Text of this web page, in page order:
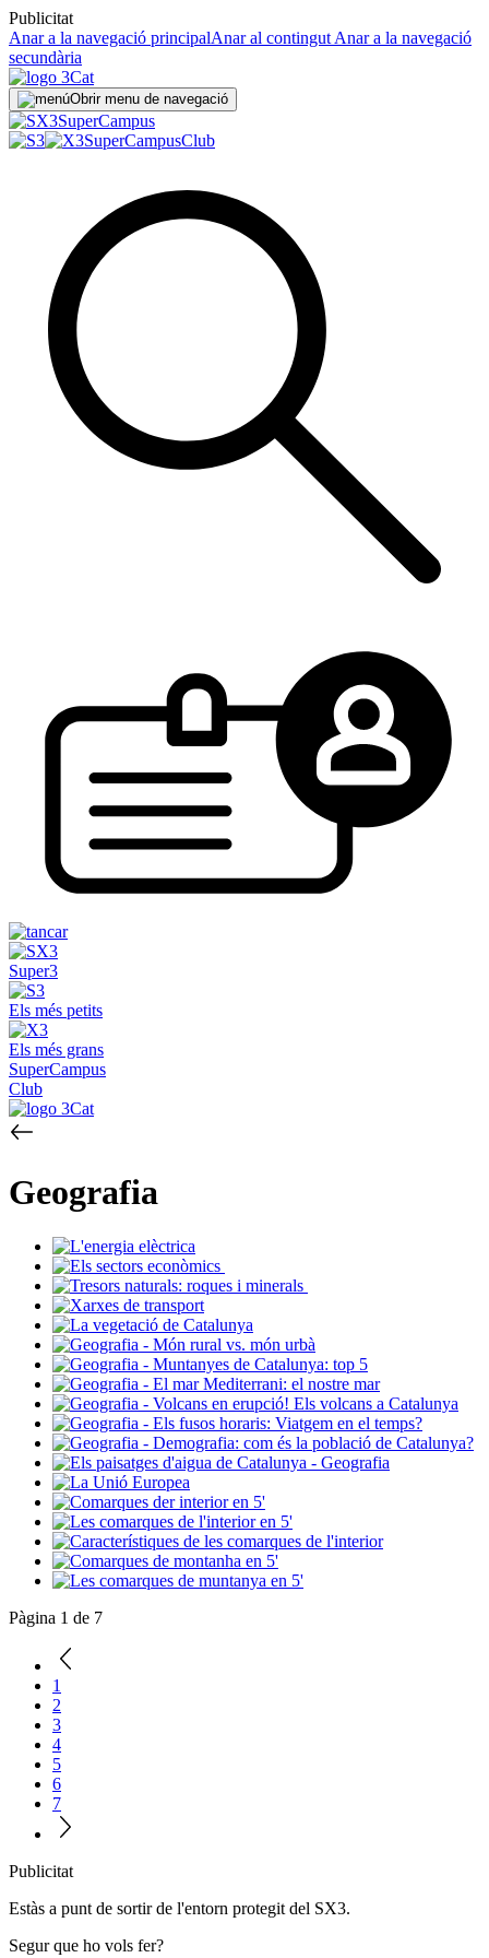
Publicitat
Anar a la navegació principalAnar al contingut Anar a la navegació
secundària
Obrir menu de navegació
SuperCampus
SuperCampusClub
Super3
Els més petits
Els més grans
SuperCampus
Club
Geografia
Pàgina 1 de 7
1
2
3
4
5
6
7
Publicitat
Estàs a punt de sortir de l'entorn protegit del SX3.
Segur que ho vols fer?